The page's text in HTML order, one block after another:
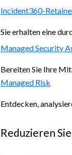
Incident360-
Sie erhalten eine
Managed Security
Bereiten Sie Ihre
Managed Risk
Entdecken,
Reduzieren